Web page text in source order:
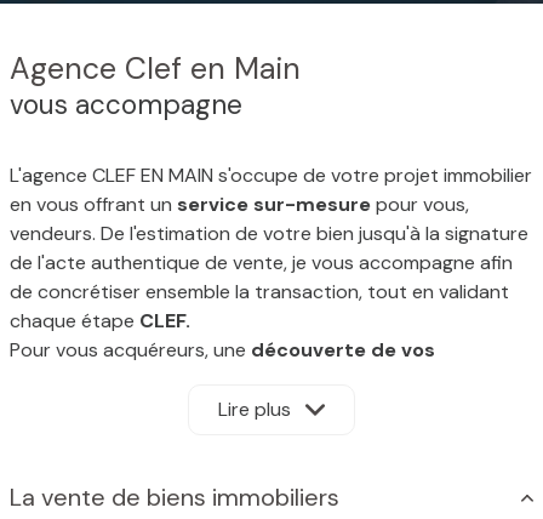
Agence Clef en Main
vous accompagne
L'agence CLEF EN MAIN s'occupe de votre projet immobilier
en vous offrant un service sur-mesurepour vous,
vendeurs. De l'estimation de votre bien jusqu'à la signature
de l'acte authentique de vente, je vous accompagne afin
de concrétiser ensemble la transaction, tout en validant
chaque étape CLEF.
Pour vous acquéreurs, une découverte de vos
biens répondant au maximum à vos attentes tout en
Concernant votre financement, une étude préalable vous
Lire plus
La vente de biens immobiliers